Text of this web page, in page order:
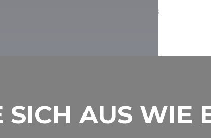
den riesigen Kastanienbäumen des
SICH AUS WIE